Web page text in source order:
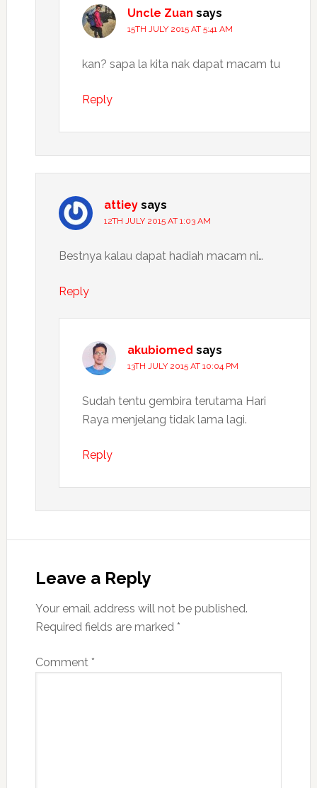
Uncle Zuan says
15TH JULY 2015 AT 5:41 AM
kan? sapa la kita nak dapat macam tu
Reply
attiey says
12TH JULY 2015 AT 1:03 AM
Bestnya kalau dapat hadiah macam ni…
Reply
akubiomed says
13TH JULY 2015 AT 10:04 PM
Sudah tentu gembira terutama Hari
Raya menjelang tidak lama lagi.
Reply
Leave a Reply
Your email address will not be published.
Required fields are marked *
Comment *